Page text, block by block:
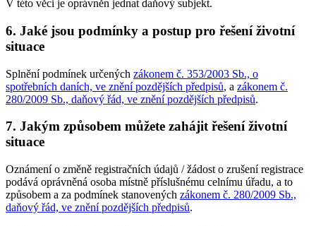
V této věci je oprávněn jednat daňový subjekt.
6. Jaké jsou podmínky a postup pro řešení životní
situace
Splnění podmínek určených zákonem č. 353/2003 Sb., o
spotřebních daních, ve znění pozdějších předpisů, a zákonem č.
280/2009 Sb., daňový řád, ve znění pozdějších předpisů.
7. Jakým způsobem můžete zahájit řešení životní
situace
Oznámení o změně registračních údajů / žádost o zrušení registrace
podává oprávněná osoba místně příslušnému celnímu úřadu, a to
způsobem a za podmínek stanovených zákonem č. 280/2009 Sb.,
daňový řád, ve znění pozdějších předpisů.